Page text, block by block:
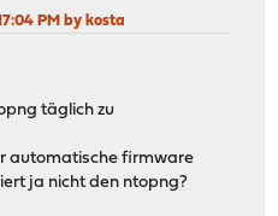
PM by kosta
täglich zu
automatische firmware
ja nicht den ntopng?